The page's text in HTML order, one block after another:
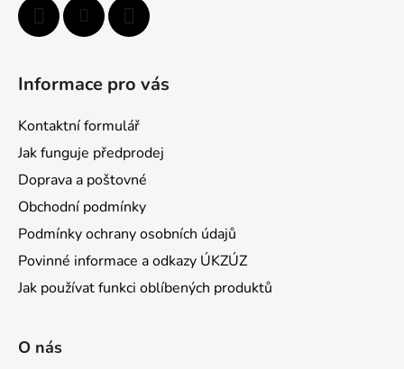
Informace pro vás
Kontaktní formulář
Jak funguje předprodej
Doprava a poštovné
Obchodní podmínky
Podmínky ochrany osobních údajů
Povinné informace a odkazy ÚKZÚZ
Jak používat funkci oblíbených produktů
O nás